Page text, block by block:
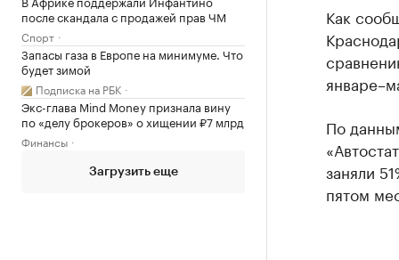
после скандала с продажей прав ЧМ
Спорт
Запасы газа в Европе на минимуме. Что
будет зимой
Подписка на РБК
Экс-глава Mind Money признала вину
по «делу брокеров» о хищении ₽7 млрд
Финансы
Загрузить еще
Как
По
заняли
пятом